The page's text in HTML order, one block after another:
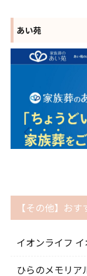
あい苑
【その他】お
イオンライフ
ひらのメモリア